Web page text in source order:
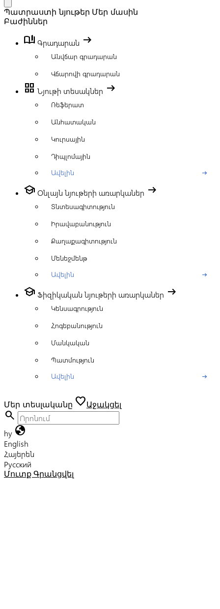
Պատրաստի նյութեր Մեր մասին
Բաժիններ
book_ribbon Գրադարան arrow_right_alt
Անվճար գրադարան
Վճարովի գրադարան
grid_view Նյութի տեսակներ arrow_right_alt
Ռեֆերատ
Անհատական
Կուրսային
Դիպլոմային
Ավելին
arrow_right_alt
school Օնլայն նյութերի առարկաներ arrow_right_alt
Տնտեսագիտություն
Իրավաբանություն
Քաղաքագիտություն
Մենեջմենթ
Ավելին
arrow_right_alt
school Ֆիզիկական նյութերի առարկաներ arrow_right_alt
Կենսագրություն
Հոգեբանություն
Մանկական
Պատմություն
Ավելին
arrow_right_alt
Մեր տեսլականը favoriteԱջակցել
search
hy globe
English
Հայերեն
Русский
Մուտք Գրանցվել